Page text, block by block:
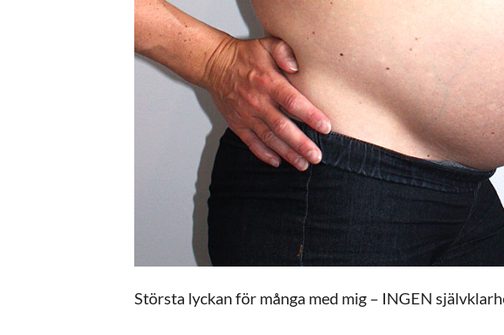
Största lyckan för många med mig – INGEN